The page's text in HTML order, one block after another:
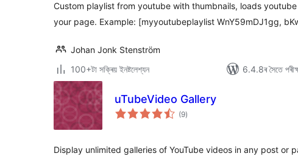
Custom playlist from youtube with thumbnails, loads
your page. Example: [myyoutubeplaylist WnY59mDJ1gg,
Johan Jonk Stenström
100+টা সক্ৰিয় ইনষ্টলেশ্যন
6.4.8ৰ সৈতে
uTubeVideo Gallery
(9টা
মুঠ)
Display unlimited galleries of YouTube videos in any post or